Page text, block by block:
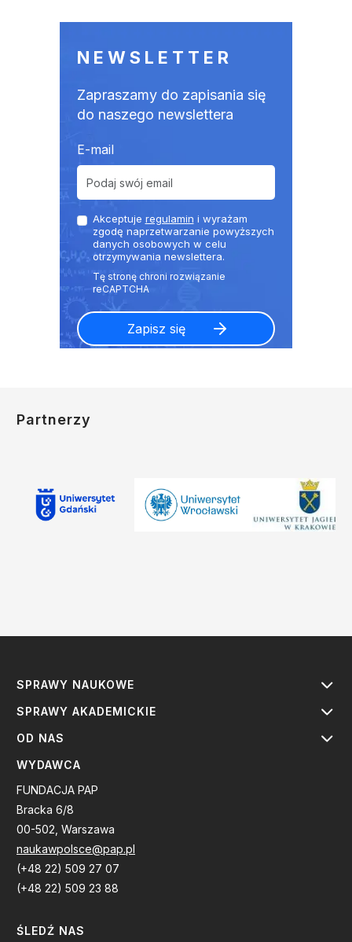
NEWSLETTER
Zapraszamy do zapisania się
do naszego newslettera
E-mail
Akceptuje regulamin i wyrażam
zgodę naprzetwarzanie powyższych
danych osobowych w celu
otrzymywania newslettera.
Partnerzy
SPRAWY NAUKOWE
SPRAWY AKADEMICKIE
OD NAS
WYDAWCA
FUNDACJA PAP
Bracka 6/8
00-502, Warszawa
naukawpolsce@pap.pl
(+48 22) 509 27 07
(+48 22) 509 23 88
ŚLEDŹ NAS